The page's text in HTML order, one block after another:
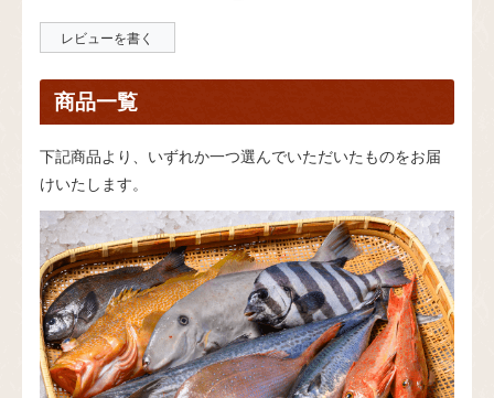
レビューを書く
商品一覧
下記商品より、いずれか一つ選んでいただいたものをお届
けいたします。